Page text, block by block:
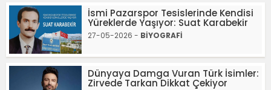
İsmi Pazarspor Tesislerinde Kendisi
Yüreklerde Yaşıyor: Suat Karabekir
27-05-2026 - BİYOGRAFİ
Dünyaya Damga Vuran Türk İsimler:
Zirvede Tarkan Dikkat Çekiyor